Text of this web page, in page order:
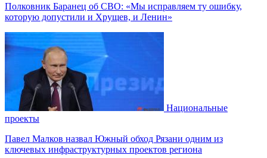
Полковник Баранец об СВО: «Мы исправляем ту ошибку,
которую допустили и Хрущев, и Ленин»
Национальные
проекты
Павел Малков назвал Южный обход Рязани одним из
ключевых инфраструктурных проектов региона